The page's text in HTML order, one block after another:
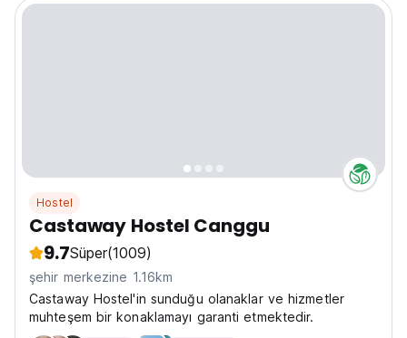
Hostel
Castaway Hostel Canggu
9.7Süper(1009)
şehir merkezine 1.16km
Castaway Hostel'in sunduğu olanaklar ve hizmetler
muhteşem bir konaklamayı garanti etmektedir.